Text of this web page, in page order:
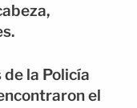
la Policía
el